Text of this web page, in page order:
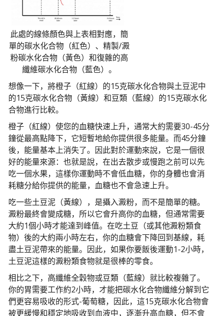
此處的線條顏色與上表相對應，簡
單的碳水化合物（紅色）、精製/澱
粉碳水化合物（黃色）和復雜的高
纖維碳水化合物（藍色）。
想像一下，將橙子（紅線）的15克碳水化合物與土豆泥中
的15克碳水化合物（黃線）和豆類（藍線）的15克碳水化
合物進行比較。
橙子（紅線）使您的血糖快速上升，通常大約需要30-45分
鐘從最高點降下，它短暫地給你提供很多能量。而45分鐘
後，能量基本上消失了。因此對於運動來說，它是一個很
好的能量來源：也就是說，在出去散步或慢跑之前可以先
吃一個水果，這樣你運動時不會低血糖，你的身體也會消
耗糖分給你提供的能量，血糖也不會急速上升。
吃一些土豆泥（黃線），是攝入澱粉，而不是簡單的糖。
澱粉最終會變成糖，所以它會升高你的血糖，但通常需要
大約1個小時才能達到峰值。在吃土豆（或其他澱粉類食
物）後的大約兩小時左右，你的血糖會下降回到基線，耗
盡土豆泥帶來的能量。因此，如果你要飯後運動1-2小時，
土豆泥這樣的澱粉類食物就是很棒的零食。
相比之下，高纖維全穀物或豆類（藍線）就比較複雜了。
你的胃需要工作約2小時，才能把碳水化合物纖維分解到它
們更容易吸收的形式-葡萄糖，因此，這15克碳水化合物會
被更緩慢和穩定地吸收到血液中，逐漸升高血糖，但不會